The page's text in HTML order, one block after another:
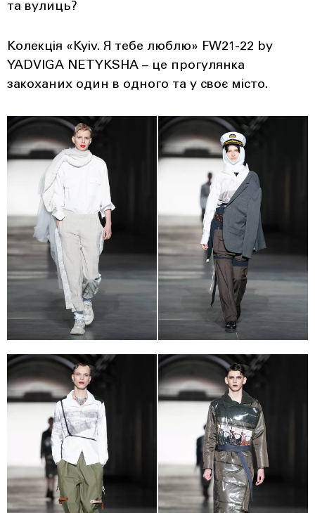
та вулиць?
Колекція «Kyiv. Я тебе люблю» FW21-22 by
YADVIGA NETYKSHA – це прогулянка
закоханих один в одного та у своє місто.